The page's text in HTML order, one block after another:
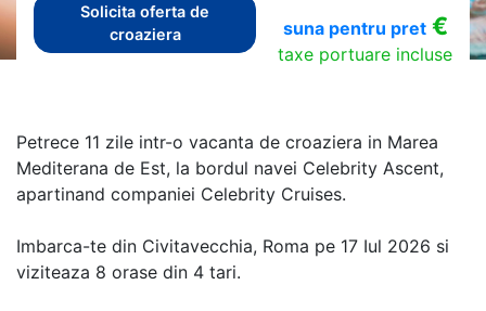
Solicita oferta de
croaziera
suna pentru pret€
taxe portuare incluse
Petrece 11 zile intr-o vacanta de croaziera in Marea
Mediterana de Est, la bordul navei Celebrity Ascent,
apartinand companiei Celebrity Cruises.
Imbarca-te din Civitavecchia, Roma pe 17 Iul 2026 si
viziteaza 8 orase din 4 tari.